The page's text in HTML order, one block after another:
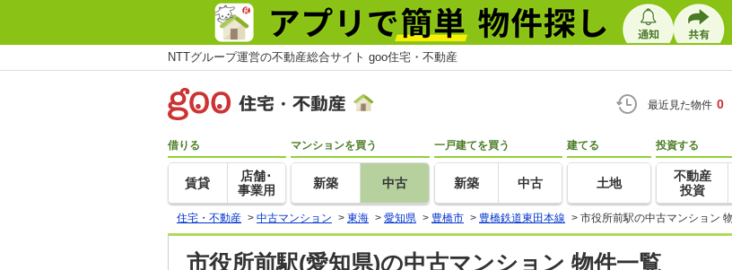
NTTグループ運営の不動産総合サイト goo住宅・不動産
最近見た物件 0
借りる
賃貸
店舗･
事業用
マンションを買う
新築 中古
一戸建てを買う
新築 中古
建てる
土地
投資する
不動産
投資
住宅・不動産 > 中古マンション > 東海 > 愛知県 > 豊橋市 > 豊橋鉄道東田本線 > 市役所前駅の中古マンション
市役所前駅(愛知県)の中古マンション 物件一覧